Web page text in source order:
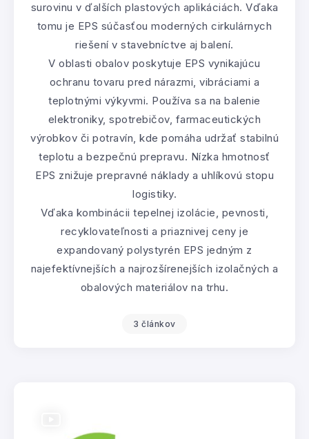
surovinu v ďalších plastových aplikáciách. Vďaka
tomu je EPS súčasťou moderných cirkulárnych
riešení v stavebníctve aj balení.
V oblasti obalov poskytuje EPS vynikajúcu
ochranu tovaru pred nárazmi, vibráciami a
teplotnými výkyvmi. Používa sa na balenie
elektroniky, spotrebičov, farmaceutických
výrobkov či potravín, kde pomáha udržať stabilnú
teplotu a bezpečnú prepravu. Nízka hmotnosť
EPS znižuje prepravné náklady a uhlíkovú stopu
logistiky.
Vďaka kombinácii tepelnej izolácie, pevnosti,
recyklovateľnosti a priaznivej ceny je
expandovaný polystyrén EPS jedným z
najefektívnejších a najrozšírenejších izolačných a
obalových materiálov na trhu.
3 článkov